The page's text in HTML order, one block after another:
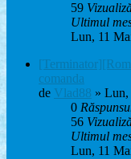
59
Ultimul
Lun, 11
comanda
de Vlad88 » Lun,
0
56
Ultimul
Lun, 11